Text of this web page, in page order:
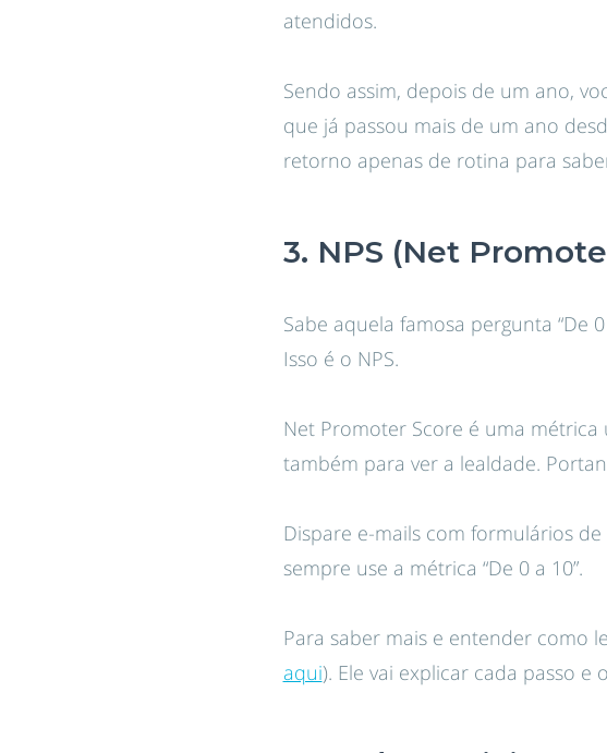
atendidos.
Sendo assim, depois de um ano,
que já passou mais de um ano
retorno apenas de rotina para
3. NPS (Net
Sabe aquela famosa pergunta “De
Isso é o NPS.
Net Promoter Score é uma métrica
também para ver a lealdade.
Dispare e-mails com formulários
sempre use a métrica “De 0 a 10”.
Para saber mais e entender como
aqui). Ele vai explicar cada passo e